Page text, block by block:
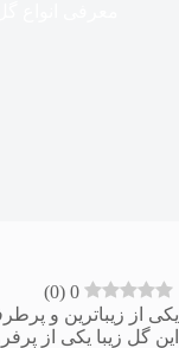
0
(
0
)
یکی از زیباترین و
این گل زیبا یکی از